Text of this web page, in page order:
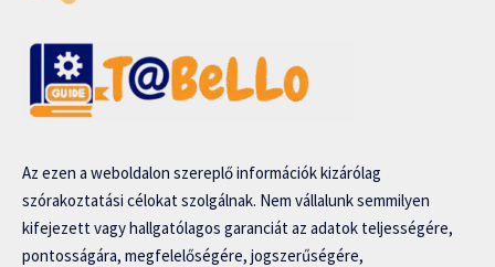
Az ezen a weboldalon szereplő információk kizárólag
szórakoztatási célokat szolgálnak. Nem vállalunk semmilyen
kifejezett vagy hallgatólagos garanciát az adatok teljességére,
pontosságára, megfelelőségére, jogszerűségére,